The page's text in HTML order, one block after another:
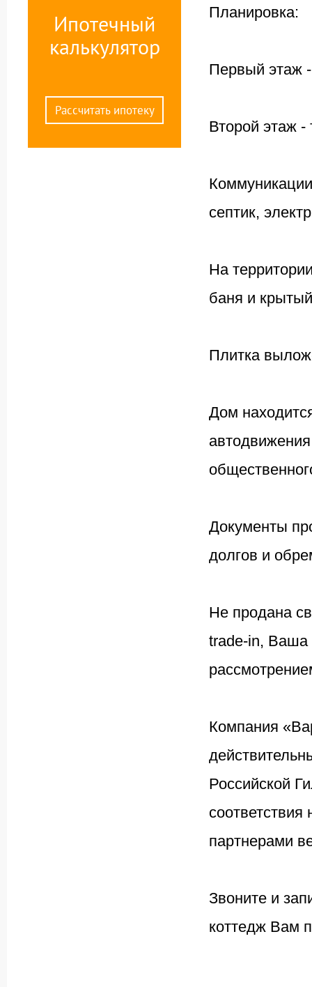
Ипотечный
калькулятор
Рассчитать ипотеку
Планировка:
Первый этаж
Второй этаж -
септик,
На
баня и
Плитка
Дом
Документы
долгов и
Не продана
trade-in, Ваша
Компания
Российской
партнерами
Звоните и
коттедж Вам